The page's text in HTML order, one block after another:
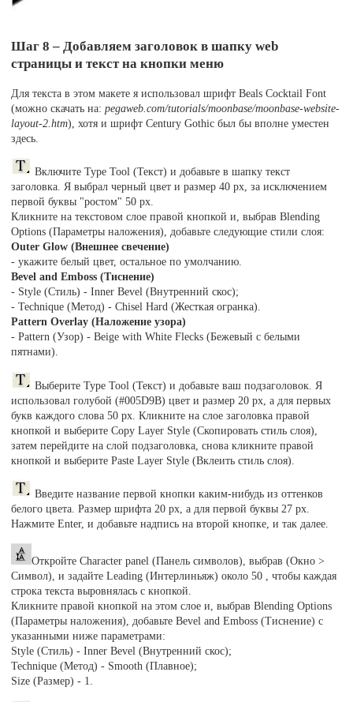
Шаг 8 – Добавляем заголовок в шапку web
страницы и текст на кнопки меню
Для текста в этом макете я использовал шрифт Beals Cocktail Font
(можно скачать на:pegaweb.com/tutorials/moonbase/moonbase-website-
layout-2.htm), хотя и шрифт Century Gothic был бы вполне уместен
здесь.
Включите Type Tool (Текст) и добавьте в шапку текст
заголовка. Я выбрал черный цвет и размер 40 pх, за исключением
первой буквы "ростом" 50 рх.
Кликните на текстовом слое правой кнопкой и, выбрав Blending
Options (Параметры наложения), добавьте следующие стили слоя:
Outer Glow (Внешнее свечение)
- укажите белый цвет, остальное по умолчанию.
Bevel and Emboss (Тиснение)
- Style (Стиль) - Inner Bevel (Внутренний скос);
- Technique (Метод) - Chisel Hard (Жесткая огранка).
Pattern Overlay (Наложение узора)
- Pattern (Узор) - Beige with White Flecks (Бежевый с белыми
пятнами).
Выберите Type Tool (Текст) и добавьте ваш подзаголовок. Я
использовал голубой (#005D9B) цвет и размер 20 рх, а для первых
букв каждого слова 50 рх. Кликните на слое заголовка правой
кнопкой и выберите Copy Layer Style (Скопировать стиль слоя),
затем перейдите на слой подзаголовка, снова кликните правой
кнопкой и выберите Paste Layer Style (Вклеить стиль слоя).
Введите название первой кнопки каким-нибудь из оттенков
белого цвета. Размер шрифта 20 рх, а для первой буквы 27 рх.
Нажмите Enter, и добавьте надпись на второй кнопке, и так далее.
Откройте Character panel (Панель символов), выбрав (Окно >
Символ), и задайте Leading (Интерлиньяж) около 50 , чтобы каждая
строка текста выровнялась с кнопкой.
Кликните правой кнопкой на этом слое и, выбрав Blending Options
(Параметры наложения), добавьте Bevel and Emboss (Тиснение) с
указанными ниже параметрами:
Style (Стиль) - Inner Bevel (Внутренний скос);
Technique (Метод) - Smooth (Плавное);
Size (Размер) - 1.